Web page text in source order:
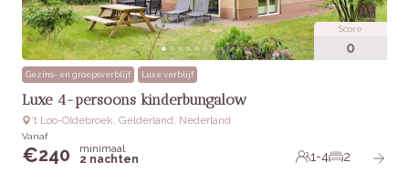
Score
0
Gezins- en groepsverblijf Luxe verblijf
Luxe 4-persoons kinderbungalow
‘t Loo-Oldebroek, Gelderland, Nederland
Vanaf
€240
minimaal
2 nachten
1-4 2